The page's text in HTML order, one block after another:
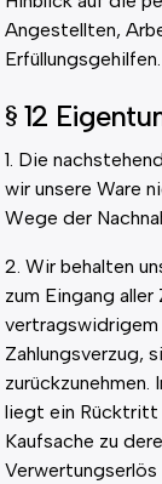
Angestellten,
Erfüllungsgehilfen.
§ 12
1. Die
wir unsere Ware
Wege der
2. Wir behalten
zum Eingang
vertragswidrigem
Zahlungsverzug,
zurückzunehmen.
liegt ein Rücktritt
Kaufsache zu